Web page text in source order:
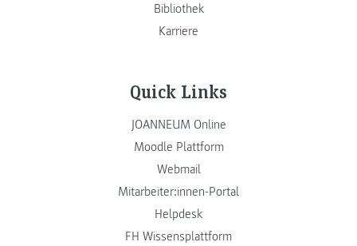
Bibliothek
Karriere
Quick Links
JOANNEUM Online
Moodle Plattform
Webmail
Mitarbeiter:innen-Portal
Helpdesk
FH Wissensplattform